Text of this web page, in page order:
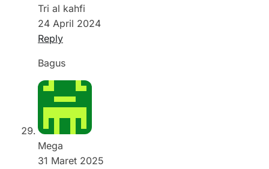
Tri al kahfi
24 April 2024
Reply
Bagus
Mega
31 Maret 2025